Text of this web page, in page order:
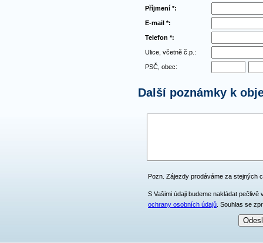
Příjmení *:
E-mail *:
Telefon *:
Ulice, včetně č.p.:
PSČ, obec:
Další poznámky k
Pozn. Zájezdy prodáváme za stejných
S Vašimi údaji budeme nakládat
ochrany osobních údajů . Souhlas se